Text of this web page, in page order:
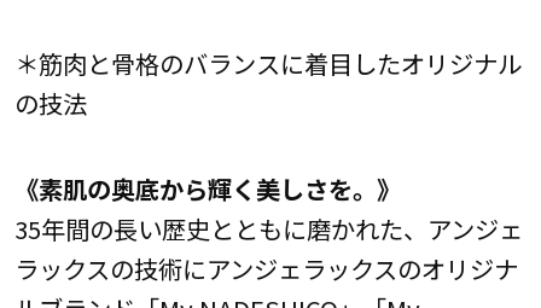
＊筋肉と骨格のバランスに着目したオリジナル
の技法
《素肌の奥底から輝く美しさを。》
35年間の長い歴史とともに磨かれた、アンジェ
ラックスの技術にアンジェラックスのオリジナ